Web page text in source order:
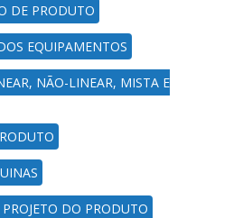
DE PRODUTO
EQUIPAMENTOS
NÃO-LINEAR, MISTA E
DO PRODUTO